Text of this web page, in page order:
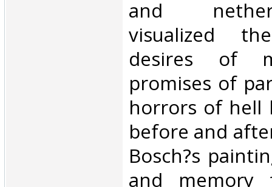
and
visualized
desires of
promises of
horrors of hell
before and
Bosch?s
and memory